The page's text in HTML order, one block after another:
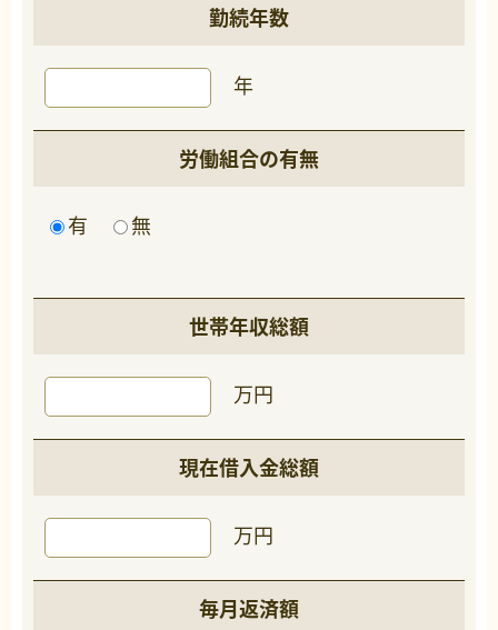
勤続年数
年
労働組合の有無
有 無
世帯年収総額
万円
現在借入金総額
万円
毎月返済額